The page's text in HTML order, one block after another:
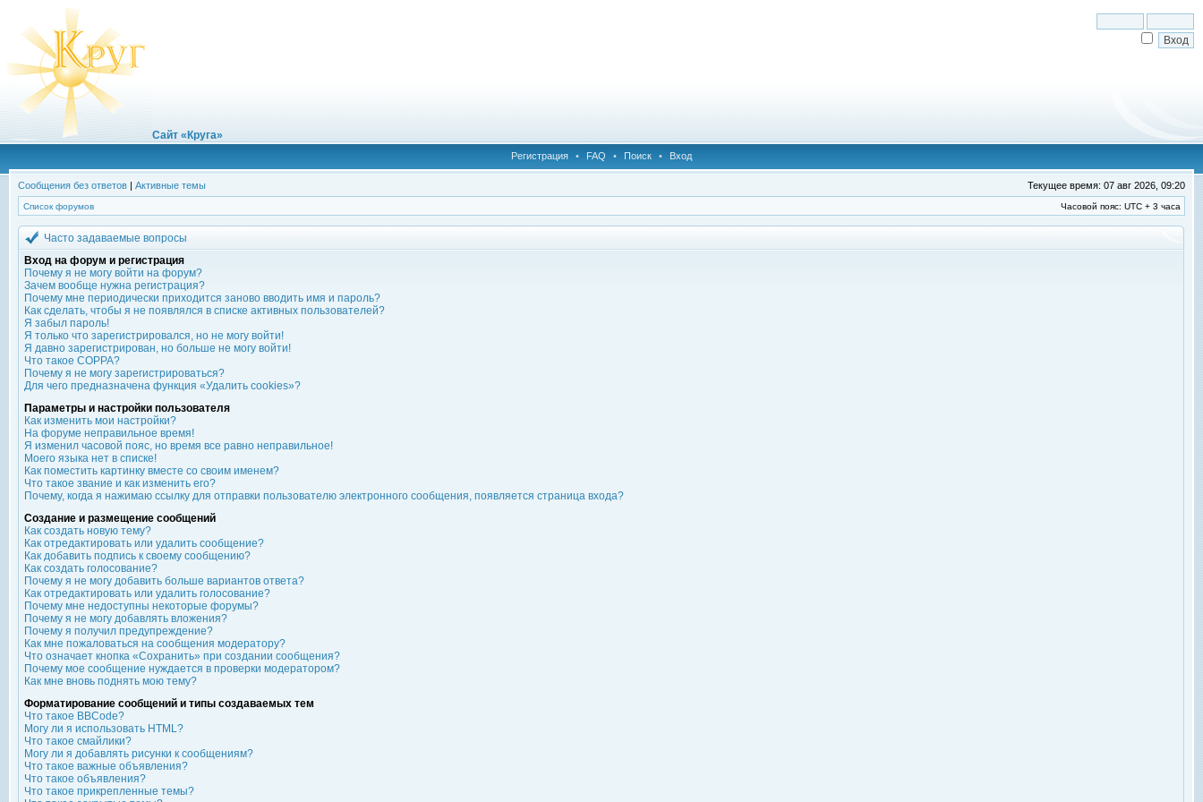
Сайт «Круга»
Регистрация • FAQ • Поиск • Вход
Сообщения без ответов | Активные темы Текущее время: 07 авг 2026, 09:20
Список форумов Часовой пояс: UTC + 3 часа
Часто задаваемые вопросы
Вход на форум и регистрация
Почему я не могу войти на форум?
Зачем вообще нужна регистрация?
Почему мне периодически приходится заново вводить имя и пароль?
Как сделать, чтобы я не появлялся в списке активных пользователей?
Я забыл пароль!
Я только что зарегистрировался, но не могу войти!
Я давно зарегистрирован, но больше не могу войти!
Что такое COPPA?
Почему я не могу зарегистрироваться?
Для чего предназначена функция «Удалить cookies»?
Параметры и настройки пользователя
Как изменить мои настройки?
На форуме неправильное время!
Я изменил часовой пояс, но время все равно неправильное!
Моего языка нет в списке!
Как поместить картинку вместе со своим именем?
Что такое звание и как изменить его?
Почему, когда я нажимаю ссылку для отправки пользователю электронного сообщения, появляется страница входа?
Создание и размещение сообщений
Как создать новую тему?
Как отредактировать или удалить сообщение?
Как добавить подпись к своему сообщению?
Как создать голосование?
Почему я не могу добавить больше вариантов ответа?
Как отредактировать или удалить голосование?
Почему мне недоступны некоторые форумы?
Почему я не могу добавлять вложения?
Почему я получил предупреждение?
Как мне пожаловаться на сообщения модератору?
Что означает кнопка «Сохранить» при создании сообщения?
Почему мое сообщение нуждается в проверки модератором?
Как мне вновь поднять мою тему?
Форматирование сообщений и типы создаваемых тем
Что такое BBCode?
Могу ли я использовать HTML?
Что такое смайлики?
Могу ли я добавлять рисунки к сообщениям?
Что такое важные объявления?
Что такое объявления?
Что такое прикрепленные темы?